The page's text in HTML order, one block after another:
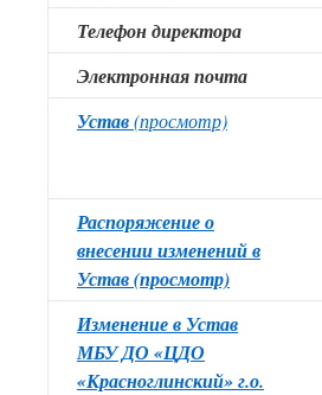
Телефон директора
Электронная почта
Устав(просмотр)
Распоряжение о
внесении изменений в
Устав (просмотр)
Изменение в Устав
МБУ ДО «ЦДО
«Красноглинский» г.о.